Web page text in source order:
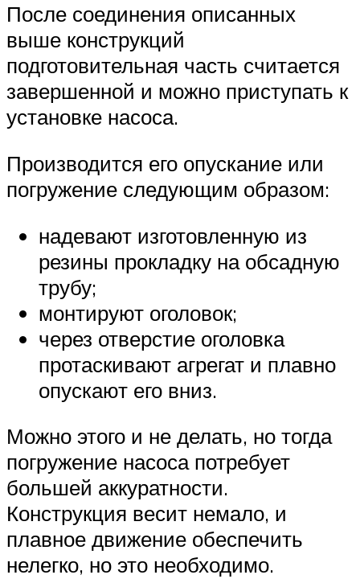
После соединения описанных
выше конструкций
подготовительная часть считается
завершенной и можно приступать к
установке насоса.
Производится его опускание или
погружение следующим образом:
надевают изготовленную из
резины прокладку на обсадную
трубу;
монтируют оголовок;
через отверстие оголовка
протаскивают агрегат и плавно
опускают его вниз.
Можно этого и не делать, но тогда
погружение насоса потребует
большей аккуратности.
Конструкция весит немало, и
плавное движение обеспечить
нелегко, но это необходимо.